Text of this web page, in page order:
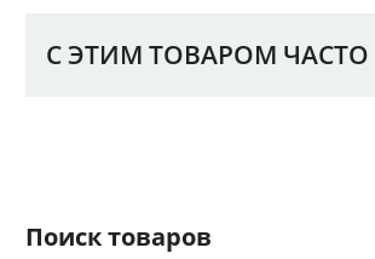
С ЭТИМ ТОВАРОМ
Поиск товаров